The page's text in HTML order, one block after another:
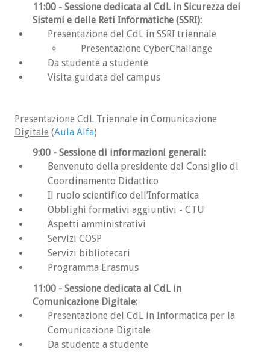
pesata 0 (rispetto alle altre che sono pesate 1)
consigliamo di focalizzare la preparazione sulle
parti di Matematica di Base, Ragionamento e
problemi e Comprensione del testo. La parte di
inglese è solo di autovalutazione, non viene
considerata ai fini dell'ammissione.
accesso programmato)
In fase di selezione viene stilata
una graduatoria degli studenti iscritti basata
sul risultato del test TOLC-S. Sulla base di
questa graduatoria e dei posti disponibili in
quella sessione, gli studenti in cima
alla graduatoria possono iscriversi. Chi non
riesce ad iscriversi può presentarsi ad una
selezione successiva anche senza sostenere
nuovamente il test (ma se lo vuole sostenere
nuovamente è libero di farlo). Se uno studente
ha sostenuto più prove di TOLC-S, si considera
valida la più recente.
Sono previste due sessioni di selezione:
Sessione anticipata (domanda di
ammissione solitamente da Marzo a
11:00 - Sessione dedicata al CdL in Sicurezza dei
Sistemi e delle Reti Informatiche (SSRI):
Presentazione del CdL in SSRI triennale
Presentazione CyberChallange
Da studente a studente
Visita guidata del campus
Presentazione CdL Triennale in Comunicazione
Digitale (Aula Alfa)
9:00 - Sessione di informazioni generali:
Benvenuto della presidente del Consiglio di
Coordinamento Didattico
Il ruolo scientifico dell’Informatica
Obblighi formativi aggiuntivi - CTU
Aspetti amministrativi
Servizi COSP
Servizi bibliotecari
Programma Erasmus
11:00 - Sessione dedicata al CdL in
Comunicazione Digitale:
Presentazione del CdL in Informatica per la
Comunicazione Digitale
Da studente a studente